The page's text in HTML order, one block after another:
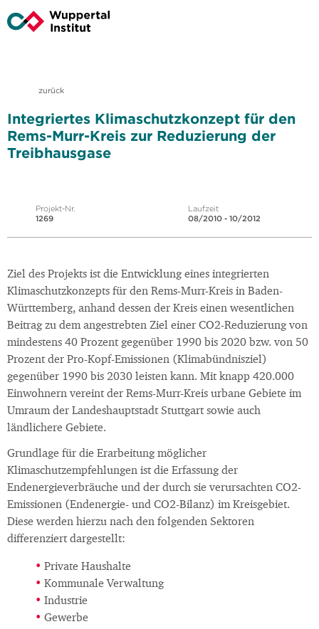
zurück
Integriertes Klimaschutzkonzept für den
Rems-Murr-Kreis zur Reduzierung der
Treibhausgase
Projekt-Nr.
1269
Laufzeit
08/2010 - 10/2012
Ziel des Projekts ist die Entwicklung eines integrierten
Klimaschutzkonzepts für den Rems-Murr-Kreis in Baden-
Württemberg, anhand dessen der Kreis einen wesentlichen
Beitrag zu dem angestrebten Ziel einer CO2-Reduzierung von
mindestens 40 Prozent gegenüber 1990 bis 2020 bzw. von 50
Prozent der Pro-Kopf-Emissionen (Klimabündnisziel)
gegenüber 1990 bis 2030 leisten kann. Mit knapp 420.000
Einwohnern vereint der Rems-Murr-Kreis urbane Gebiete im
Umraum der Landeshauptstadt Stuttgart sowie auch
ländlichere Gebiete.
Grundlage für die Erarbeitung möglicher
Klimaschutzempfehlungen ist die Erfassung der
Endenergieverbräuche und der durch sie verursachten CO2-
Emissionen (Endenergie- und CO2-Bilanz) im Kreisgebiet.
Diese werden hierzu nach den folgenden Sektoren
differenziert dargestellt:
Private Haushalte
Kommunale Verwaltung
Industrie
Gewerbe